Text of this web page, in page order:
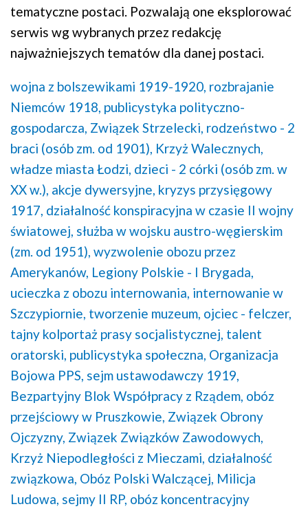
tematyczne postaci. Pozwalają one eksplorować
serwis wg wybranych przez redakcję
najważniejszych tematów dla danej postaci.
wojna z bolszewikami 1919-1920, rozbrajanie
Niemców 1918, publicystyka polityczno-
gospodarcza, Związek Strzelecki, rodzeństwo - 2
braci (osób zm. od 1901), Krzyż Walecznych,
władze miasta Łodzi, dzieci - 2 córki (osób zm. w
XX w.), akcje dywersyjne, kryzys przysięgowy
1917, działalność konspiracyjna w czasie II wojny
światowej, służba w wojsku austro-węgierskim
(zm. od 1951), wyzwolenie obozu przez
Amerykanów, Legiony Polskie - I Brygada,
ucieczka z obozu internowania, internowanie w
Szczypiornie, tworzenie muzeum, ojciec - felczer,
tajny kolportaż prasy socjalistycznej, talent
oratorski, publicystyka społeczna, Organizacja
Bojowa PPS, sejm ustawodawczy 1919,
Bezpartyjny Blok Współpracy z Rządem, obóz
przejściowy w Pruszkowie, Związek Obrony
Ojczyzny, Związek Związków Zawodowych,
Krzyż Niepodległości z Mieczami, działalność
związkowa, Obóz Polski Walczącej, Milicja
Ludowa, sejmy II RP, obóz koncentracyjny